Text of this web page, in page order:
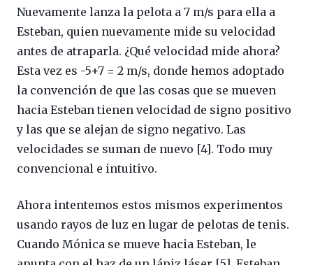
Nuevamente lanza la pelota a 7 m/s para ella a
Esteban, quien nuevamente mide su velocidad
antes de atraparla. ¿Qué velocidad mide ahora?
Esta vez es -5+7 = 2 m/s, donde hemos adoptado
la convención de que las cosas que se mueven
hacia Esteban tienen velocidad de signo positivo
y las que se alejan de signo negativo. Las
velocidades se suman de nuevo [4]. Todo muy
convencional e intuitivo.
Ahora intentemos estos mismos experimentos
usando rayos de luz en lugar de pelotas de tenis.
Cuando Mónica se mueve hacia Esteban, le